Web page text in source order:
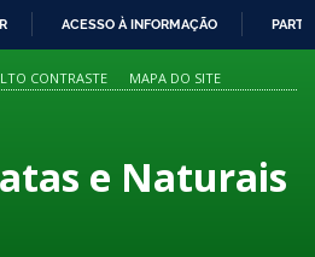
PARA
O
ACESSO À INFORMAÇÃO
CONTRASTE MAPA DO SITE
e Naturais